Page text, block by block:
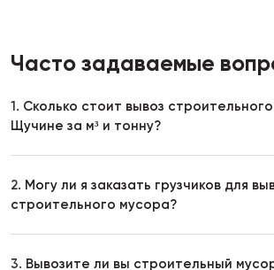
Часто задаваемые
1. Сколько стоит вывоз
Щучине за м³ и тонну?
2. Могу ли я заказать грузчиков для
строительного мусора?
3. Вывозите ли вы строительный